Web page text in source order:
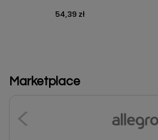
Cena
54,39 zł
Marketplace